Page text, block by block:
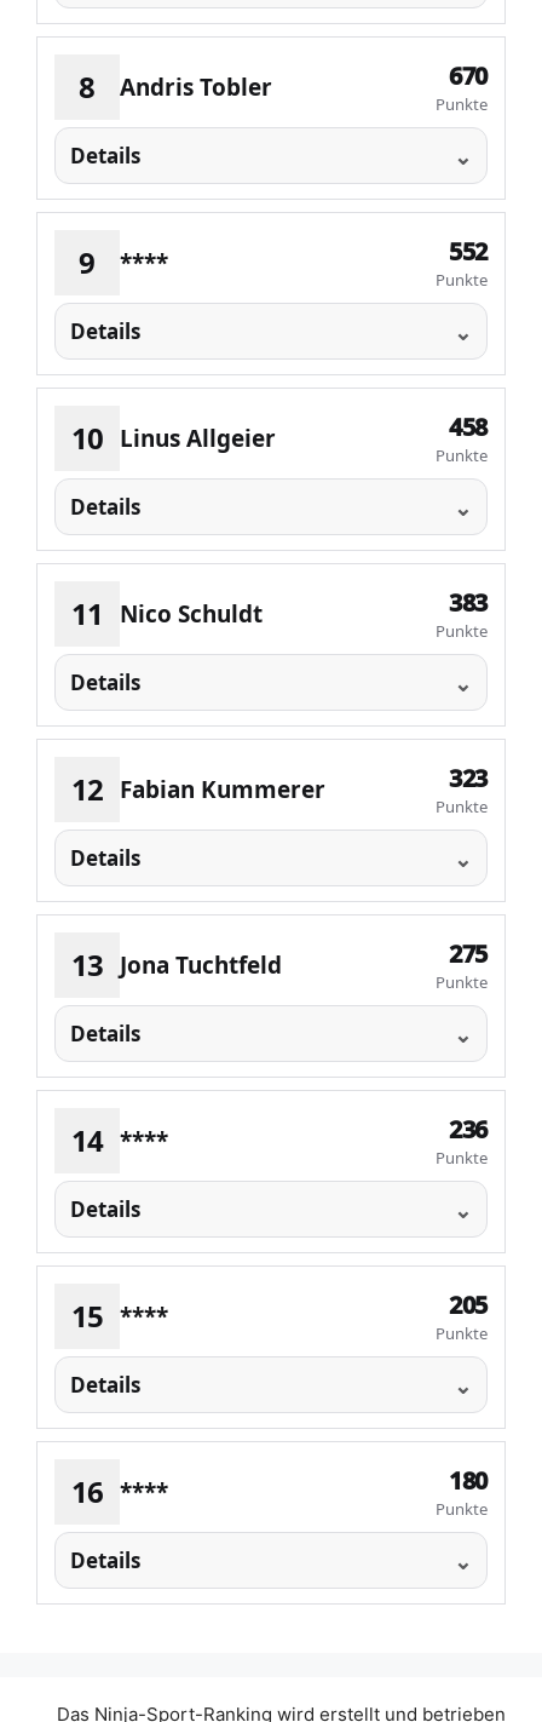
8 Andris Tobler 670
Punkte
Details
9 **** 552
Punkte
Details
10 Linus Allgeier 458
Punkte
Details
11 Nico Schuldt 383
Punkte
Details
12 Fabian Kummerer 323
Punkte
Details
13 Jona Tuchtfeld 275
Punkte
Details
14 **** 236
Punkte
Details
15 **** 205
Punkte
Details
16 **** 180
Punkte
Details
Das Ninja-Sport-Ranking wird erstellt und betrieben